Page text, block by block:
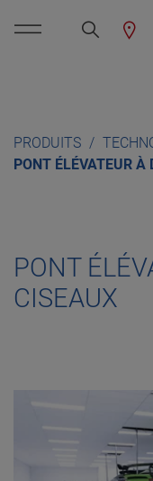
PRODUITS
PONT ÉLÉVATEUR À
PONT
CISEAUX